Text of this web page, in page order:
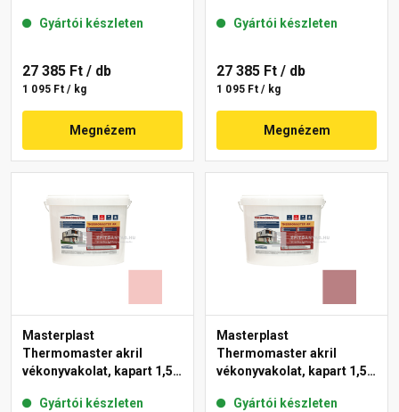
25-D 25 kg
Gyártói készleten
27 385 Ft / db
1 095 Ft / kg
Megnézem
Gyártói készleten
27 385 Ft / db
1 095 Ft / kg
Megnézem
Masterplast
Thermomaster akril
vékonyvakolat, kapart 1,5
Gyártói készleten
Masterplast
Thermomaster akril
vékonyvakolat, kapart 1,5
Gyártói készleten